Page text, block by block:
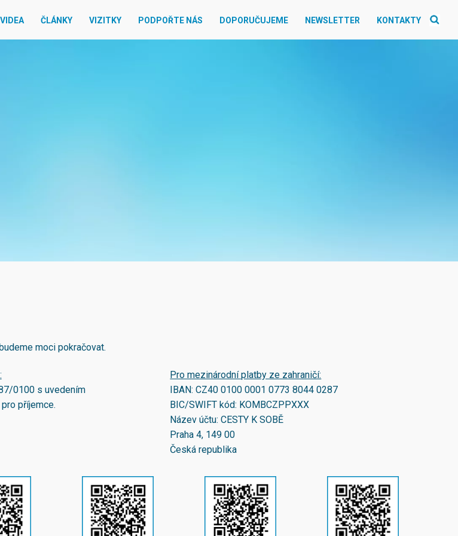
VIDEA ČLÁNKY VIZITKY PODPOŘTE NÁS DOPORUČUJEME NEWSLETTER KONTAKTY
moci pokračovat.
0100s uvedením
pro příjemce.
Pro mezinárodní platby ze zahraničí:
IBAN:CZ40 0100 0001 0773 8044 0287
BIC/SWIFT kód: KOMBCZPPXXX
Název účtu: CESTY K SOBĚ
Praha 4, 149 00
Česká republika